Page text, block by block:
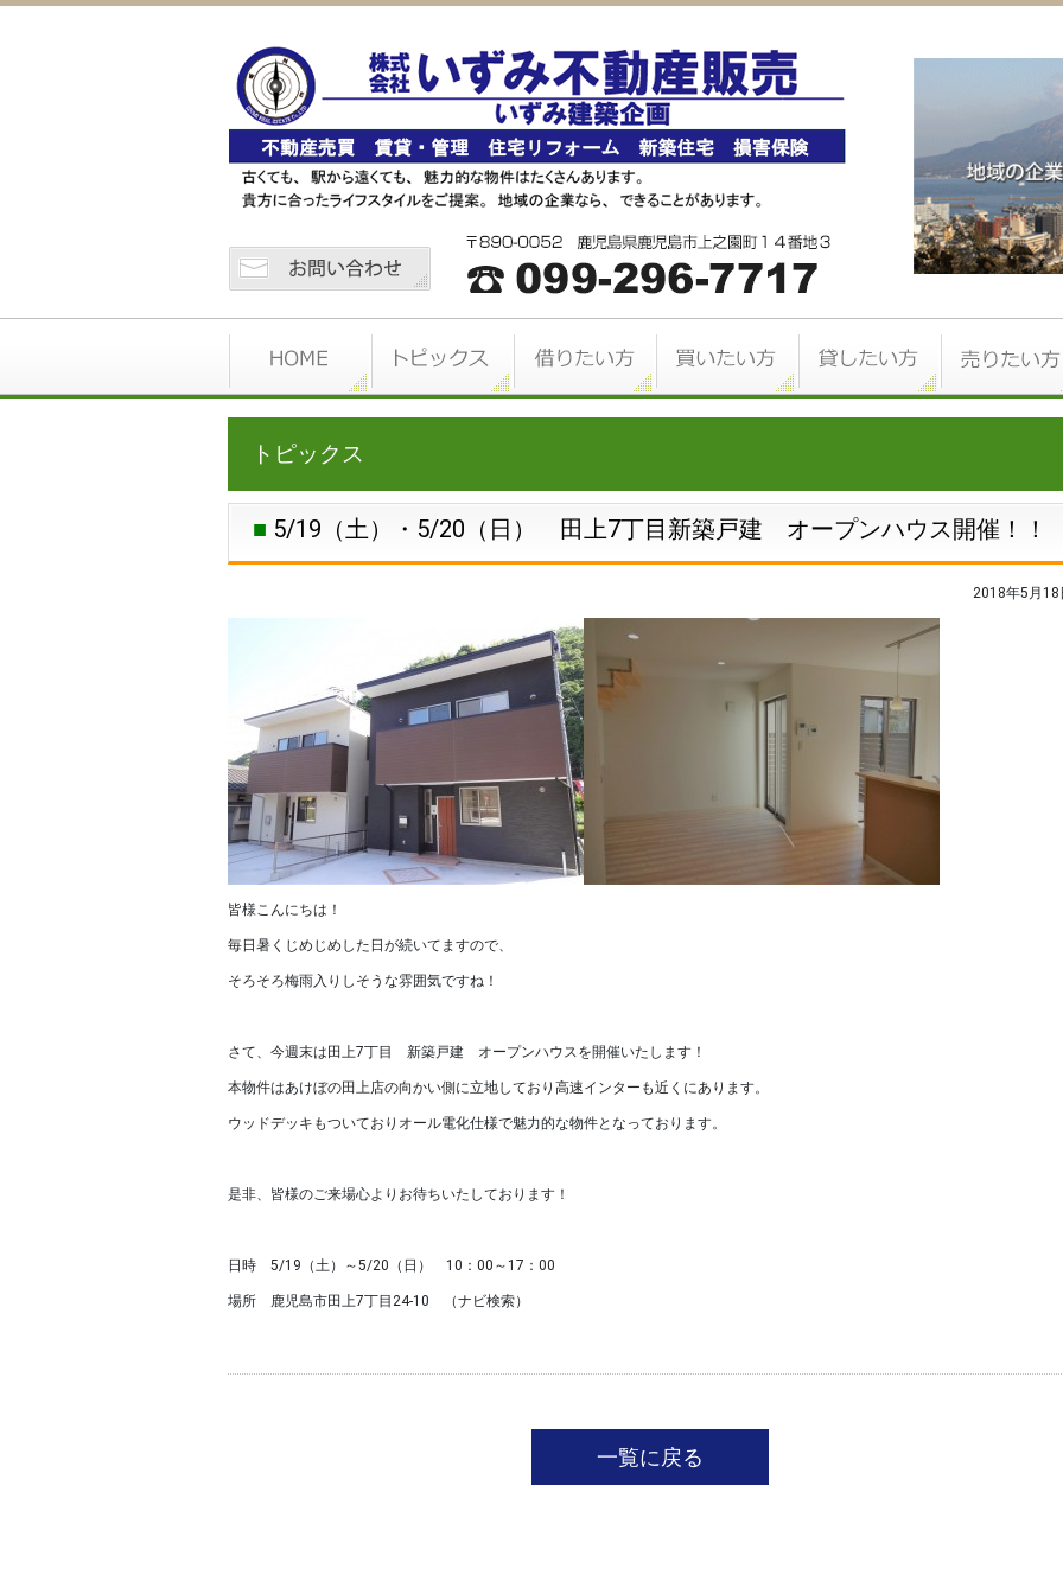
トピックス
5/19（土）・5/20（日） 田上7丁目新築戸建 オープンハウス開催！！
2018年5月18
皆様こんにちは！
毎日暑くじめじめした日が続いてますので、
そろそろ梅雨入りしそうな雰囲気ですね！
さて、今週末は田上7丁目 新築戸建 オープンハウスを開催いたします！
本物件はあけぼの田上店の向かい側に立地しており高速インターも近くにあります。
ウッドデッキもついておりオール電化仕様で魅力的な物件となっております。
是非、皆様のご来場心よりお待ちいたしております！
日時 5/19（土）～5/20（日） 10：00～17：00
場所 鹿児島市田上7丁目24-10 （ナビ検索）
一覧に戻る